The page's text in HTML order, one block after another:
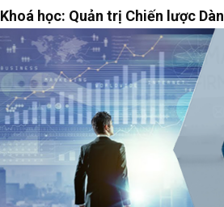
Khoá học: Quản trị Chiến lược